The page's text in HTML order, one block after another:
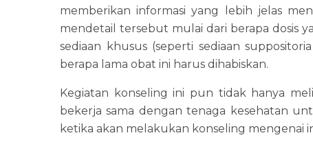
memberikan informasi yang lebih jelas
mendetail tersebut mulai dari berapa dosis
sediaan khusus (seperti sediaan
berapa lama obat ini harus dihabiskan.
Kegiatan konseling ini pun tidak hanya
bekerja sama dengan tenaga kesehatan
ketika akan melakukan konseling mengenai